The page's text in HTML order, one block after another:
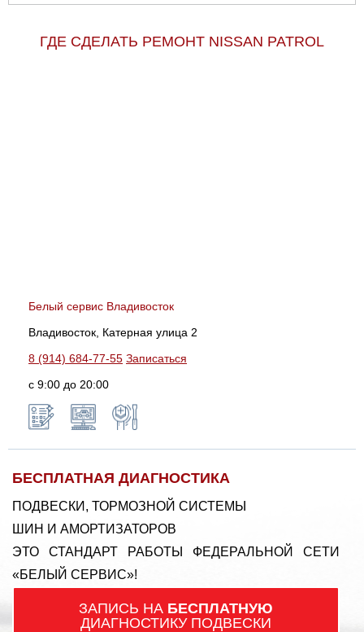
ГДЕ СДЕЛАТЬ РЕМОНТ NISSAN PATROL
Белый сервис Владивосток
Владивосток, Катерная улица 2
8 (914) 684-77-55 Записаться
с 9:00 до 20:00
БЕСПЛАТНАЯ ДИАГНОСТИКА
ПОДВЕСКИ, ТОРМОЗНОЙ СИСТЕМЫ
ШИН И АМОРТИЗАТОРОВ
ЭТО СТАНДАРТ РАБОТЫ ФЕДЕРАЛЬНОЙ СЕТИ
«БЕЛЫЙ СЕРВИС»!
ЗАПИСЬ НА БЕСПЛАТНУЮ
ДИАГНОСТИКУ ПОДВЕСКИ